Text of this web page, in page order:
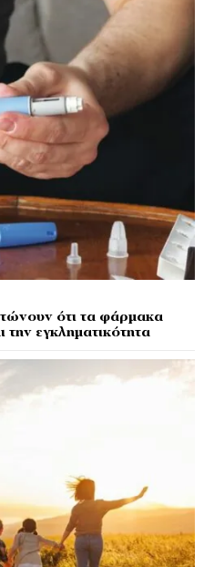
ότι τα φάρμακα
εγκληματικότητα